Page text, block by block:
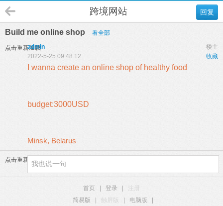
回复
跨境网站
Build me online shop 看全部
点击重新加载 楼主
admin
收藏
2022-5-25 09:48:12
I wanna create an online shop of healthy food
budget:3000USD
Minsk, Belarus
点击重新加载
首页 登录
注册
简易版
触屏版 电脑版